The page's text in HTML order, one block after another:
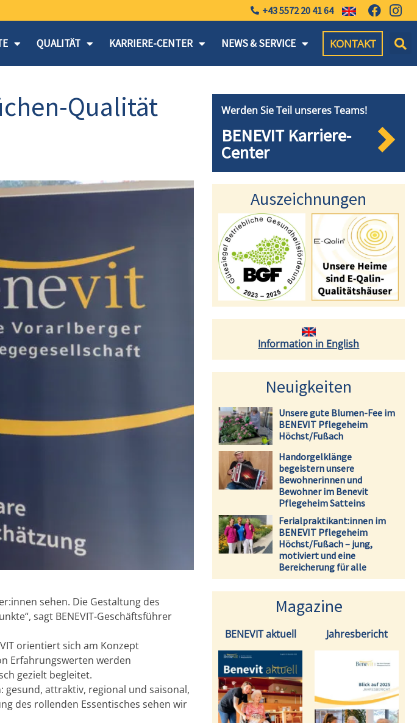
+43 5572 20 41 64
QUALITÄT KARRIERE-CENTER NEWS & SERVICE KONTAKT
Qualität
sehen. Die Gestaltung des
sagt BENEVIT-Geschäftsführer
orientiert sich am Konzept
Erfahrungswerten werden
gezielt begleitet.
gesund, attraktiv, regional und saisonal,
des rollenden Essentisches sehen wir
Werden Sie Teil unseres Teams!
BENEVIT Karriere-
Center
Auszeichnungen
Information in English
Neuigkeiten
Unsere gute Blumen-Fee im
BENEVIT Pflegeheim
Höchst/Fußach
Handorgelklänge
begeistern unsere
Bewohnerinnen und
Bewohner im Benevit
Pflegeheim Satteins
Ferialpraktikant:innen im
BENEVIT Pflegeheim
Höchst/Fußach – jung,
motiviert und eine
Bereicherung für alle
Magazine
BENEVIT aktuell Jahresbericht